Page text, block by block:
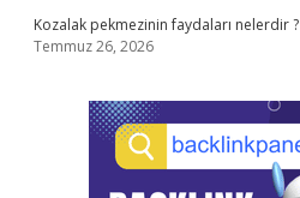
Kozalak pekmezinin faydaları nelerdir ?
Temmuz 26, 2026